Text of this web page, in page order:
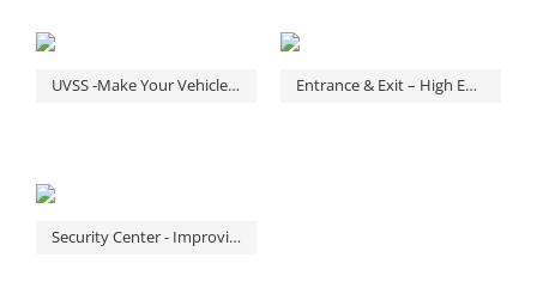
UVSS -Make Your Vehicle Security Easier Entrance & Exit – High Efficiency
Security Center - Improving efficiency with high security